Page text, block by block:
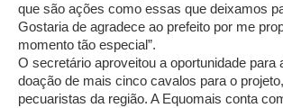
que são ações como essas que deixamos
Gostaria de agradece ao prefeito por me
momento tão especial”.
O secretário aproveitou a oportunidade para
doação de mais cinco cavalos para o
pecuaristas da região. A Equomais conta